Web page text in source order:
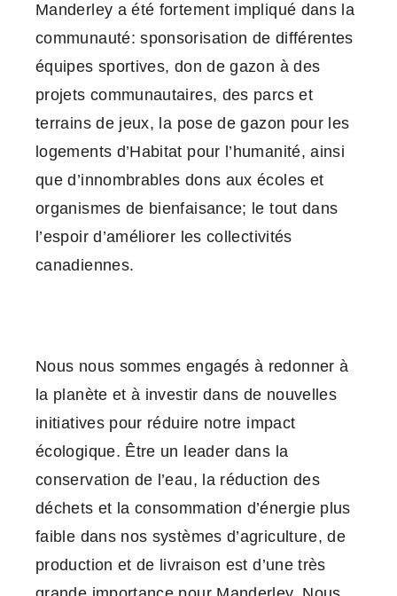
Manderley a été fortement impliqué dans la
communauté: sponsorisation de différentes
équipes sportives, don de gazon à des
projets communautaires, des parcs et
terrains de jeux, la pose de gazon pour les
logements d’Habitat pour l’humanité, ainsi
que d’innombrables dons aux écoles et
organismes de bienfaisance; le tout dans
l’espoir d’améliorer les collectivités
canadiennes.
Nous nous sommes engagés à redonner à
la planète et à investir dans de nouvelles
initiatives pour réduire notre impact
écologique. Être un leader dans la
conservation de l’eau, la réduction des
déchets et la consommation d’énergie plus
faible dans nos systèmes d’agriculture, de
production et de livraison est d’une très